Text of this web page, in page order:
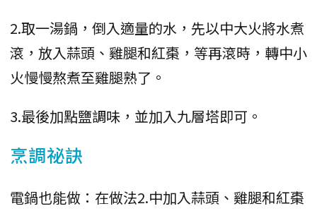
2.取一湯鍋，倒入適量的水，先以中大火將水煮
滾，放入蒜頭、雞腿和紅棗，等再滾時，轉中小
火慢慢熬煮至雞腿熟了。
3.最後加點鹽調味，並加入九層塔即可。
烹調祕訣
電鍋也能做：在做法2.中加入蒜頭、雞腿和紅棗